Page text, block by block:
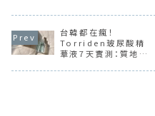
台韓都在瘋！
Torriden玻尿酸精
華液7天實測：質地、
次看